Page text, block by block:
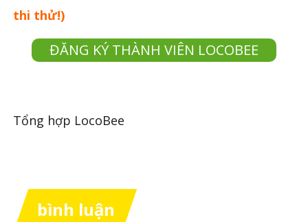
thi thử!)
ĐĂNG KÝ THÀNH VIÊN LOCOBEE
Tổng hợp LocoBee
bình luận